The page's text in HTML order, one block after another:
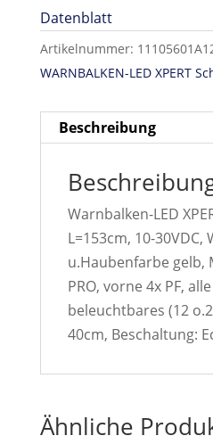
Datenblatt
Artikelnummer:
WARNBALKEN-LED XPERT
Beschreibung
Warnbalken-LED
L=153cm, 10-30VDC,
u.Haubenfarbe gelb,
PRO, vorne 4x PF,
beleuchtbares (12
40cm, Beschaltung:
Ähnliche